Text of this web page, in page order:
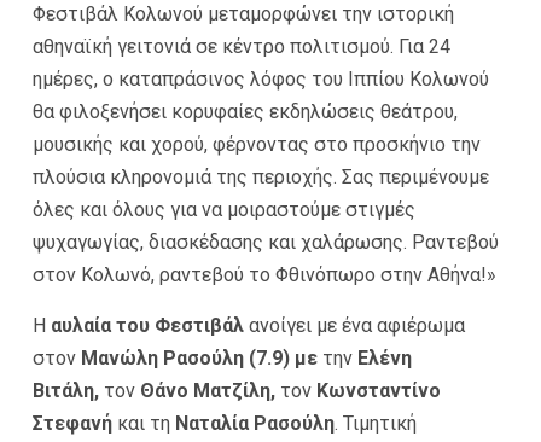
Φεστιβάλ Κολωνού μεταμορφώνει την ιστορική
αθηναϊκή γειτονιά σε κέντρο πολιτισμού. Για 24
ημέρες, ο καταπράσινος λόφος του Ιππίου Κολωνού
θα φιλοξενήσει κορυφαίες εκδηλώσεις θεάτρου,
μουσικής και χορού, φέρνοντας στο προσκήνιο την
πλούσια κληρονομιά της περιοχής. Σας περιμένουμε
όλες και όλους για να μοιραστούμε στιγμές
ψυχαγωγίας, διασκέδασης και χαλάρωσης. Ραντεβού
στον Κολωνό, ραντεβού το Φθινόπωρο στην Αθήνα!»
Η αυλαία του Φεστιβάλ ανοίγει με ένα αφιέρωμα
στον Μανώλη Ρασούλη (7.9) με την Ελένη
Βιτάλη, τον Θάνο Ματζίλη, τον Κωνσταντίνο
Στεφανή και τη Ναταλία Ρασούλη. Τιμητική